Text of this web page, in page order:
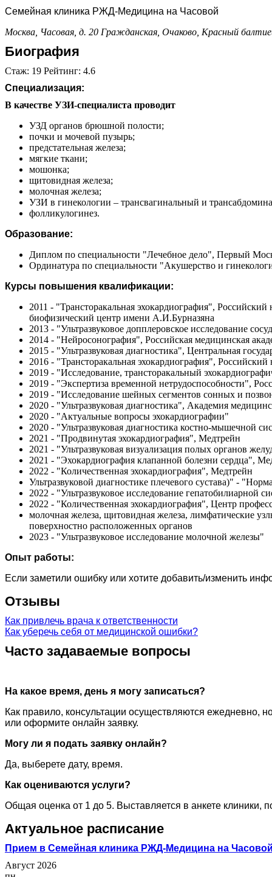
Семейная клиника РЖД-Медицина на Часовой
Москва, Часовая, д. 20 Гражданская, Очаково, Красный
Биография
Стаж: 19 Рейтинг: 4.6
Специализация:
В качестве УЗИ-специалиста проводит
УЗД органов брюшной полости;
почки и мочевой пузырь;
предстательная железа;
мягкие ткани;
мошонка;
щитовидная железа;
молочная железа;
УЗИ в гинекологии – трансвагинальный и
фолликулогинез.
Образование:
Диплом по специальности "Лечебное дело", Первый
Ординатура по специальности "Акушерство и
Курсы повышения квалификации:
2011 - "Трансторакальная эхокардиография",
биофизический центр имени А.И.Бурназяна
2013 - "Ультразвуковое допплеровское исследование
2014 - "Нейросонография", Российская медицинская
2015 - "Ультразвуковая диагностика", Центральная
2016 - "Трансторакальная эхокардиография",
2019 - "Исследование, трансторакальный
2019 - "Экспертиза временной нетрудоспособности",
2019 - "Исследование шейных сегментов сонных и
2020 - "Ультразвуковая диагностика", Академия
2020 - "Актуальные вопросы эхокардиографии"
2020 - "Ультразвуковая диагностика костно-мышечной
2021 - "Продвинутая эхокардиография", Медтрейн
2021 - "Ультразвуковая визуализация полых органов
2021 - "Эхокардиография клапанной болезни сердца",
2022 - "Количественная эхокардиография", Медтрейн
Ультразвуковой диагностике плечевого сустава)" -
2022 - "Ультразвуковое исследование гепатобилиарной
2022 - "Количественная эхокардиография", Центр
молочная железа, щитовидная железа, лимфатические
поверхностно расположенных органов
2023 - "Ультразвуковое исследование молочной железы"
Опыт работы:
Если заметили ошибку или хотите добавить/изменить
Отзывы
Как привлечь врача к ответственности
Как уберечь себя от медицинской ошибки?
Часто задаваемые вопросы
На какое время, день я могу записаться?
Как правило, консультации осуществляются ежедневно,
или оформите онлайн заявку.
Могу ли я подать заявку онлайн?
Да, выберете дату, время.
Как оцениваются услуги?
Общая оценка от 1 до 5. Выставляется в анкете клиники,
Актуальное расписание
Прием в Семейная клиника РЖД-Медицина на Часовой
Август 2026